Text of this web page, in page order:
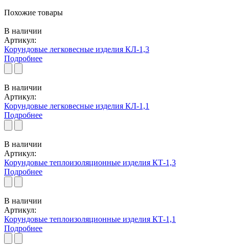
Похожие товары
В наличии
Артикул:
Корундовые легковесные изделия КЛ-1,3
Подробнее
В наличии
Артикул:
Корундовые легковесные изделия КЛ-1,1
Подробнее
В наличии
Артикул:
Корундовые теплоизоляционные изделия КТ-1,3
Подробнее
В наличии
Артикул:
Корундовые теплоизоляционные изделия КТ-1,1
Подробнее